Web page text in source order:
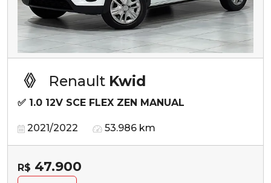
Renault Kwid
✅ 1.0 12V SCE FLEX ZEN MANUAL
2021/2022 53.986 km
R$ 47.900